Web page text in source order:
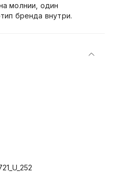
молнии, один
бренда внутри.